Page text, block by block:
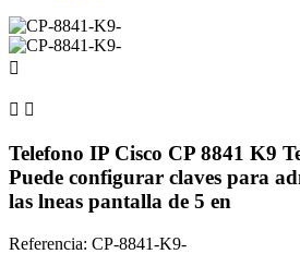

 
Telefono IP Cisco CP 8841 K9
Puede configurar claves para
las lneas pantalla de 5 en
Referencia: CP-8841-K9-